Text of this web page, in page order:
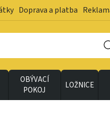
Doprava a platba
OBÝVACÍ
POKOJ
LOŽNICE